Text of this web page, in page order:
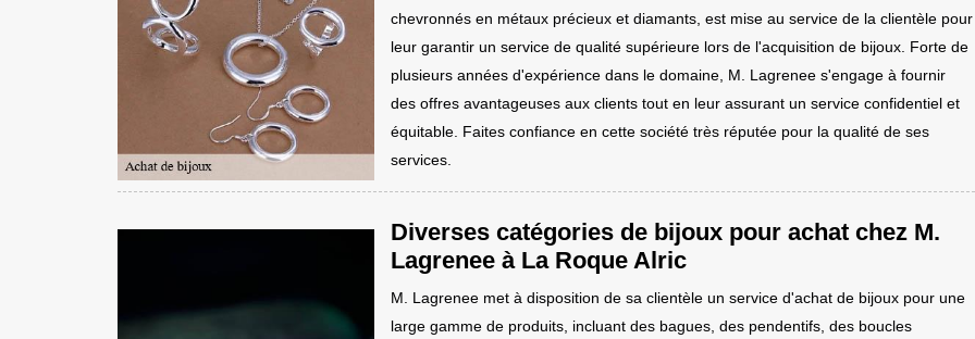
chevronnés en métaux précieux et diamants, est mise au service de la clientèle pour
leur garantir un service de qualité supérieure lors de l'acquisition de bijoux. Forte de
plusieurs années d'expérience dans le domaine, M. Lagrenee s'engage à fournir
des offres avantageuses aux clients tout en leur assurant un service confidentiel et
équitable. Faites confiance en cette société très réputée pour la qualité de ses
services.
Diverses catégories de bijoux pour achat chez M.
Lagrenee à La Roque Alric
M. Lagrenee met à disposition de sa clientèle un service d'achat de bijoux pour une
large gamme de produits, incluant des bagues, des pendentifs, des boucles